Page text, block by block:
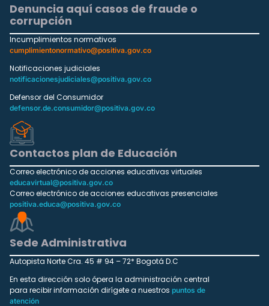
Denuncia aquí casos de fraude o
corrupción
Incumplimientos normativos
cumplimientonormativo@positiva.gov.co
Notificaciones judiciales
notificacionesjudiciales@positiva.gov.co
Defensor del Consumidor
defensor.de.consumidor@positiva.gov.co
Contactos plan de Educación
Correo electrónico de acciones educativas virtuales
educavirtual@positiva.gov.co
Correo electrónico de acciones educativas presenciales
positiva.educa@positiva.gov.co
Sede Administrativa
Autopista Norte Cra. 45 # 94 – 72* Bogotá D.C
En esta dirección solo ópera la administración central
para recibir información dirígete a nuestros puntos de
atención